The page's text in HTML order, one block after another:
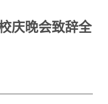
庆晚会致辞全